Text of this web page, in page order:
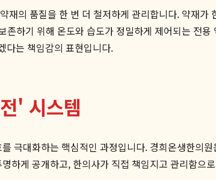
의 품질을 한 번 더 철저하게 관리합니다. 약재가
하기 위해 온도와 습도가 정밀하게 제어되는 전용
다는 책임감의 표현입니다.
' 시스템
극대화하는 핵심적인 과정입니다. 경희온생한의
하게 공개하고, 한의사가 직접 책임지고 관리함으